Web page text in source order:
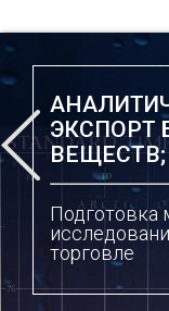
ЭКСПОРТ
Подготовка
торговле